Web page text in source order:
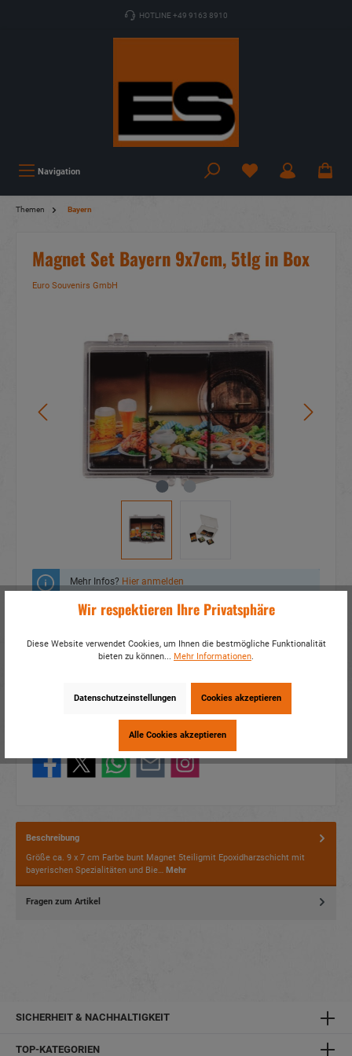
HOTLINE +49 9163 8910
Navigation
Themen Bayern
Magnet Set Bayern 9x7cm, 5tlg in Box
Euro Souvenirs GmbH
Mehr Infos? Hier anmelden
Zum Merkzettel hinzufügen
Fragen zum Produkt
4014466166077
Dieses Produkt weiterempfehlen:
Beschreibung
Größe ca. 9 x 7 cm Farbe bunt Magnet 5teiligmit Epoxidharzschicht mit
bayerischen Spezialitäten und Bie… Mehr
Fragen zum Artikel
SICHERHEIT & NACHHALTIGKEIT
TOP-KATEGORIEN
Wir respektieren Ihre Privatsphäre
Diese Website verwendet Cookies, um Ihnen die bestmögliche Funktionalität
bieten zu können... Mehr Informationen.
Datenschutzeinstellungen Cookies akzeptieren
Alle Cookies akzeptieren